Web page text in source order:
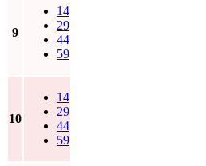
9
14
29
44
59
10
14
29
44
59